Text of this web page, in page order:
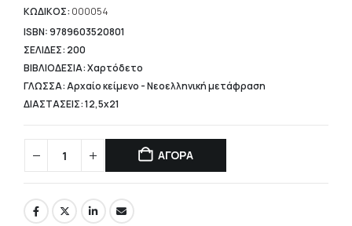
είναι:
10,64 €.
ΚΩΔΙΚΟΣ: 000054
ISBN: 9789603520801
ΣΕΛΙΔΕΣ: 200
ΒΙΒΛΙΟΔΕΣΙΑ: Χαρτόδετο
ΓΛΩΣΣΑ: Αρχαίο κείμενο - Νεοελληνική μετάφραση
ΔΙΑΣΤΑΣΕΙΣ: 12,5x21
ΑΓΟΡΑ